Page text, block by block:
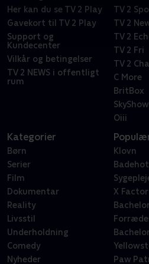
Her kan du se TV 2 Play
Gavekort til TV 2 Play
Support og
Kundecenter
Vilkår og betingelser
TV 2 NEWS i offentligt
rum
TV 2
TV 2
TV 2
TV 2 Fri
TV 2
C More
BritBox
Oiii
Kategorier
Børn
Serier
Film
Dokumentar
Reality
Livsstil
Underholdning
Comedy
Nyheder
Klovn
X Factor
Paw